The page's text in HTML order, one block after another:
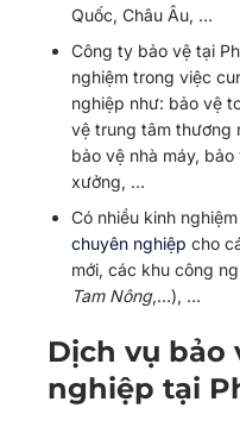
Quốc, Châu Âu, …
Công ty bảo vệ tại
nghiệm trong việc
nghiệp như: bảo vệ
vệ trung tâm thương
bảo vệ nhà máy,
xưởng, …
Có nhiều kinh
chuyên nghiệp cho
mới, các khu công
Tam Nông,…), …
Dịch vụ bảo
nghiệp tại